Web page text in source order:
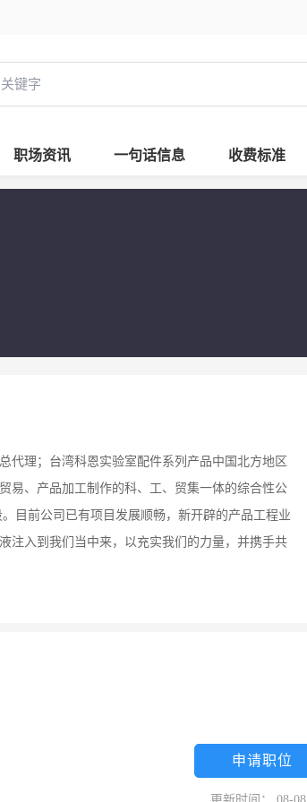
职场资讯 一句话信息 收费标准
代理；台湾科恩实验室配件系列产品中国北方地区
易、产品加工制作的科、工、贸集一体的综合性公
目前公司已有项目发展顺畅，新开辟的产品工程业
注入到我们当中来，以充实我们的力量，并携手共
申请职位